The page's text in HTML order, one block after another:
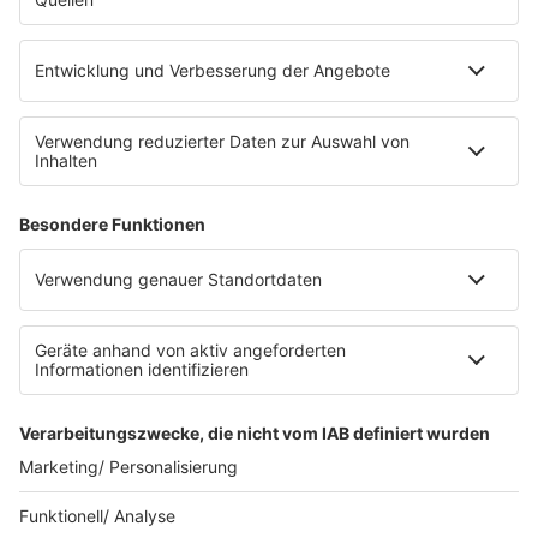
eröffnet. Direkt an der Medizinischen Klinik bietet es
E-Bikes über eine Photovoltaikanlage auf dem …
Impressum
Datenschutzerklärung
Datenschutzeinstellungen